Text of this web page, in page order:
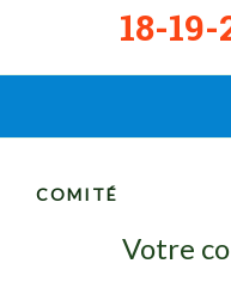
18-
COMITÉ
Votre